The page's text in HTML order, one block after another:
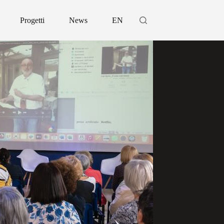
Progetti News EN